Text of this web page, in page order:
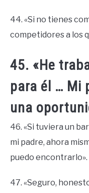
44. «Si no tienes
competidores a los
45. «He
para él … Mi
una
46. «Si tuviera un
mi padre, ahora
puedo encontrarlo».
47. «Seguro,